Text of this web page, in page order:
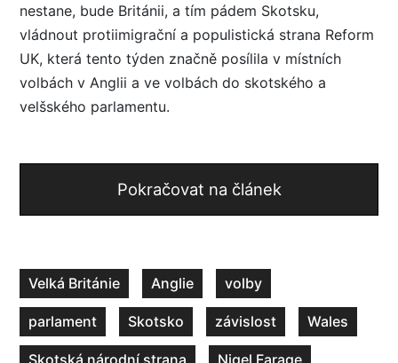
nestane, bude Británii, a tím pádem Skotsku,
vládnout protiimigrační a populistická strana Reform
UK, která tento týden značně posílila v místních
volbách v Anglii a ve volbách do skotského a
velšského parlamentu.
Pokračovat na článek
Velká Británie Anglie volby
parlament Skotsko závislost Wales
Skotská národní strana Nigel Farage